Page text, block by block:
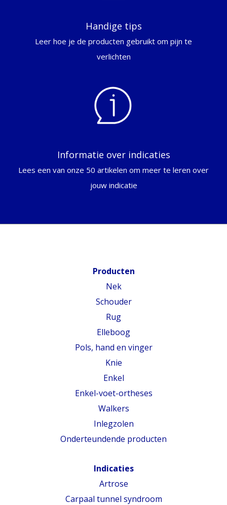
Handige tips
Leer hoe je de producten gebruikt om pijn te
verlichten
Informatie over indicaties
Lees een van onze 50 artikelen om meer te leren over
jouw indicatie
Producten
Nek
Schouder
Rug
Elleboog
Pols, hand en vinger
Knie
Enkel
Enkel-voet-ortheses
Walkers
Inlegzolen
Onderteundende producten
Indicaties
Artrose
Carpaal tunnel syndroom